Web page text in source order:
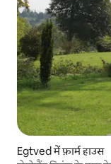
Egtved में फ़ार्म हाउस